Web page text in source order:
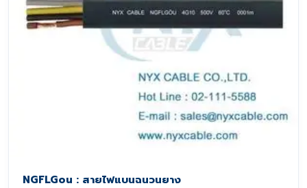
NGFLGou : สายไฟแบนฉนวนยาง